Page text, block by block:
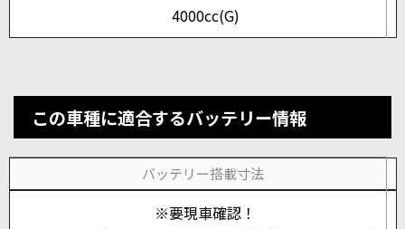
4000cc(G)
この車種に適合するバッテリー情報
バッテリー搭載寸法
※要現車確認！